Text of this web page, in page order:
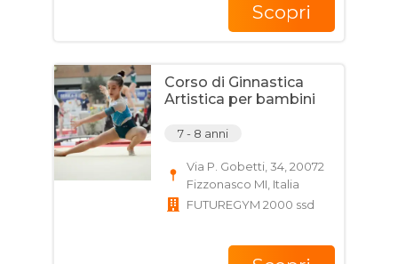
Scopri
Corso di Ginnastica
Artistica per bambini
7 - 8 anni
Via P. Gobetti, 34, 20072
Fizzonasco MI, Italia
FUTUREGYM 2000 ssd